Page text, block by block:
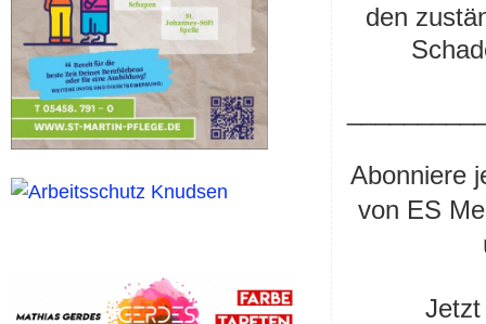
den
Abonniere
von ES
Jetzt